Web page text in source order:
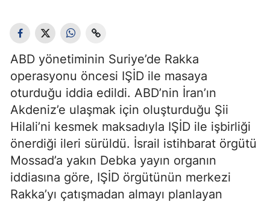
ABD yönetiminin Suriye’de Rakka
operasyonu öncesi IŞİD ile masaya
oturduğu iddia edildi. ABD’nin İran’ın
Akdeniz’e ulaşmak için oluşturduğu Şii
Hilali’ni kesmek maksadıyla IŞİD ile işbirliği
önerdiği ileri sürüldü. İsrail istihbarat örgütü
Mossad’a yakın Debka yayın organın
iddiasına göre, IŞİD örgütünün merkezi
Rakka’yı çatışmadan almayı planlayan